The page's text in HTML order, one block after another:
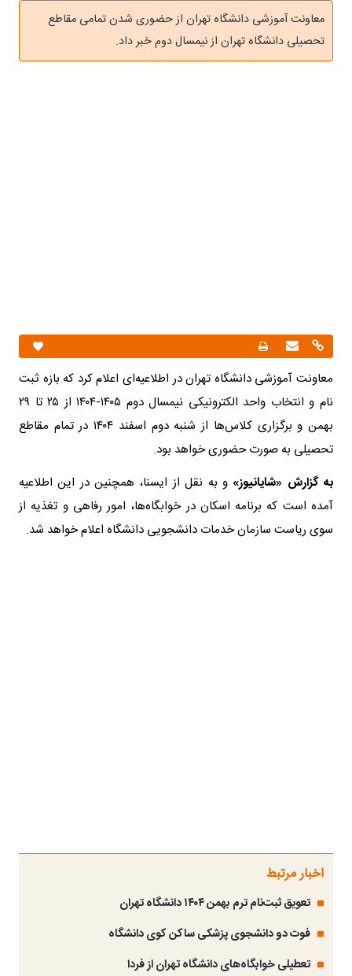
معاونت آموزشی دانشگاه تهران از حضوری شدن تمامی مقاطع
تحصیلی دانشگاه تهران از نیمسال دوم خبر داد.
معاونت آموزشی دانشگاه تهران در اطلاعیه‌ای اعلام کرد که بازه ثبت
نام و انتخاب واحد الکترونیکی نیمسال دوم ۱۴۰۵-۱۴۰۴ از ۲۵ تا ۲۹
بهمن و برگزاری کلاس‌ها از شنبه دوم اسفند ۱۴۰۴ در تمام مقاطع
تحصیلی به صورت حضوری خواهد بود.
به گزارش «شایانیوز» و به نقل از ایسنا، همچنین در این اطلاعیه
آمده است که برنامه اسکان در خوابگاه‌ها، امور رفاهی و تغذیه از
سوی ریاست سازمان خدمات دانشجویی دانشگاه اعلام خواهد شد.
اخبار مرتبط
تعویق ثبت‌نام ترم بهمن ۱۴۰۴ دانشگاه تهران
فوت دو دانشجوی پزشکی ساکن کوی دانشگاه
تعطیلی خوابگاه‌های دانشگاه تهران از فردا